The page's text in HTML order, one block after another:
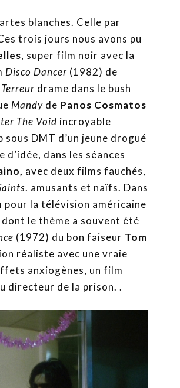
blanches. Celle par
trois jours nous avons pu
, super film noir avec la
Disco Dancer (1982) de
drame dans le bush
Mandy de Panos Cosmatos
The Void incroyable
DMT d’un jeune drogué
d’idée, dans les séances
avec deux films fauchés,
. amusants et naïfs. Dans
pour la télévision américaine
le thème a souvent été
(1972) du bon faiseur Tom
réaliste avec une vraie
anxiogènes, un film
directeur de la prison. .